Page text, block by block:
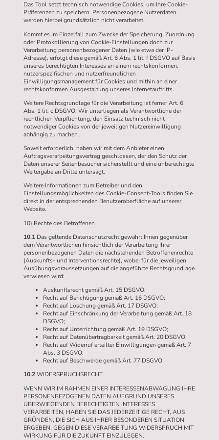
Das Tool setzt technisch notwendige Cookies, um Ihre Cookie-
Präferenzen zu speichern. Personenbezogene Nutzerdaten
werden hierbei grundsätzlich nicht verarbeitet.
Kommt es im Einzelfall zum Zwecke der Speicherung, Zuordnung
oder Protokollierung von Cookie-Einstellungen doch zur
Verarbeitung personenbezogener Daten (wie etwa der IP-
Adresse), erfolgt diese gemäß Art. 6 Abs. 1 lit. f DSGVO auf Basis
unseres berechtigten Interesses an einem rechtskonformen,
nutzerspezifischen und nutzerfreundlichen
Einwilligungsmanagement für Cookies und mithin an einer
rechtskonformen Ausgestaltung unseres Internetauftritts.
Weitere Rechtsgrundlage für die Verarbeitung ist ferner Art. 6
Abs. 1 lit. c DSGVO. Wir unterliegen als Verantwortliche der
rechtlichen Verpflichtung, den Einsatz technisch nicht
notwendiger Cookies von der jeweiligen Nutzereinwilligung
abhängig zu machen.
Soweit erforderlich, haben wir mit dem Anbieter einen
Auftragsverarbeitungsvertrag geschlossen, der den Schutz der
Daten unserer Seitenbesucher sicherstellt und eine unberechtigte
Weitergabe an Dritte untersagt.
Weitere Informationen zum Betreiber und den
Einstellungsmöglichkeiten des Cookie-Consent-Tools finden Sie
direkt in der entsprechenden Benutzeroberfläche auf unserer
Website.
10) Rechte des Betroffenen
10.1 Das geltende Datenschutzrecht gewährt Ihnen gegenüber
dem Verantwortlichen hinsichtlich der Verarbeitung Ihrer
personenbezogenen Daten die nachstehenden Betroffenenrechte
(Auskunfts- und Interventionsrechte), wobei für die jeweiligen
Ausübungsvoraussetzungen auf die angeführte Rechtsgrundlage
verwiesen wird:
Auskunftsrecht gemäß Art. 15 DSGVO;
Recht auf Berichtigung gemäß Art. 16 DSGVO;
Recht auf Löschung gemäß Art. 17 DSGVO;
Recht auf Einschränkung der Verarbeitung gemäß Art. 18
DSGVO;
Recht auf Unterrichtung gemäß Art. 19 DSGVO;
Recht auf Datenübertragbarkeit gemäß Art. 20 DSGVO;
Recht auf Widerruf erteilter Einwilligungen gemäß Art. 7
Abs. 3 DSGVO;
Recht auf Beschwerde gemäß Art. 77 DSGVO.
10.2WIDERSPRUCHSRECHT
WENN WIR IM RAHMEN EINER INTERESSENABWÄGUNG IHRE
PERSONENBEZOGENEN DATEN AUFGRUND UNSERES
ÜBERWIEGENDEN BERECHTIGTEN INTERESSES
VERARBEITEN, HABEN SIE DAS JEDERZEITIGE RECHT, AUS
GRÜNDEN, DIE SICH AUS IHRER BESONDEREN SITUATION
ERGEBEN, GEGEN DIESE VERARBEITUNG WIDERSPRUCH MIT
WIRKUNG FÜR DIE ZUKUNFT EINZULEGEN.